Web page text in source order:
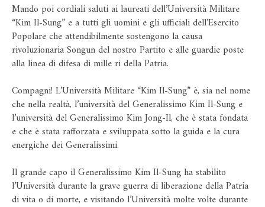
Mando poi cordiali saluti ai laureati dell’Università Militare
“Kim Il-Sung” e a tutti gli uomini e gli ufficiali dell’Esercito
Popolare che attendibilmente sostengono la causa
rivoluzionaria Songun del nostro Partito e alle guardie poste
alla linea di difesa di mille ri della Patria.
Compagni! L’Università Militare “Kim Il-Sung” è, sia nel nome
che nella realtà, l’università del Generalissimo Kim Il-Sung e
l’università del Generalissimo Kim Jong-Il, che è stata fondata
e che è stata rafforzata e sviluppata sotto la guida e la cura
energiche dei Generalissimi.
Il grande capo il Generalissimo Kim Il-Sung ha stabilito
l’Università durante la grave guerra di liberazione della Patria
di vita o di morte, e visitando l’Università molte volte durante